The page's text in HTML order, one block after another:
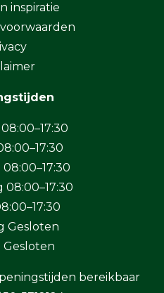
inspiratie
Gesloten
Gesloten
bereikbaar